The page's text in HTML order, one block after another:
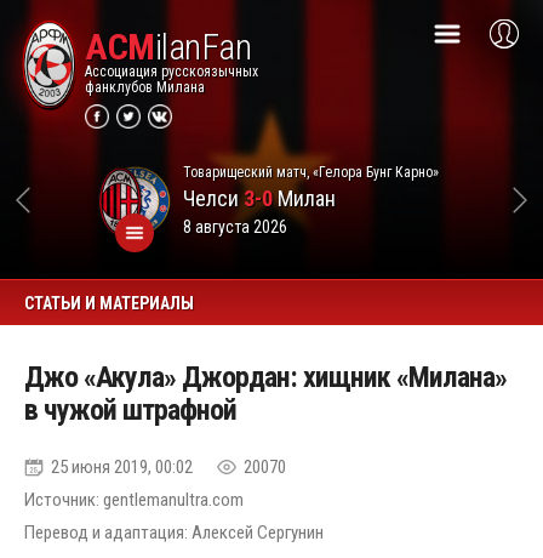
ACMilanFan
Ассоциация русскоязычных
фанклубов Милана
Товарищеский матч, «Гелора Бунг Карно»
Челси3-0Милан
8 августа 2026
СТАТЬИ И МАТЕРИАЛЫ
Джо «Акула» Джордан: хищник «Милана»
в чужой штрафной
25 июня 2019, 00:02
20070
Источник: gentlemanultra.com
Перевод и адаптация: Алексей Сергунин